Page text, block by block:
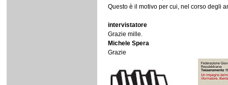
Questo è il motivo per cui, nel corso degli
intervistatore
Grazie mille.
Michele Spera
Grazie